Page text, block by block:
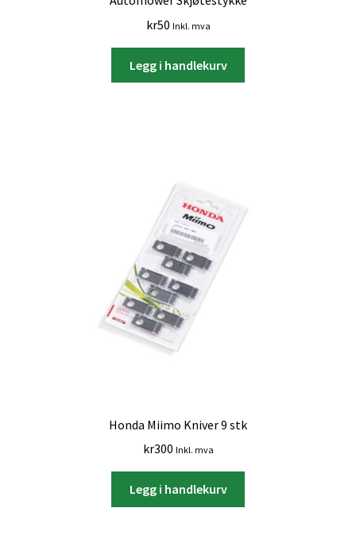
kr50 Inkl. mva
Legg i handlekurv
Honda Miimo Kniver 9 stk
kr300 Inkl. mva
Legg i handlekurv